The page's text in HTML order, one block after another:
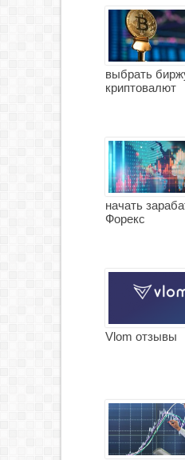
выбрать
криптовалют
начать
Форекс
Vlom отзывы